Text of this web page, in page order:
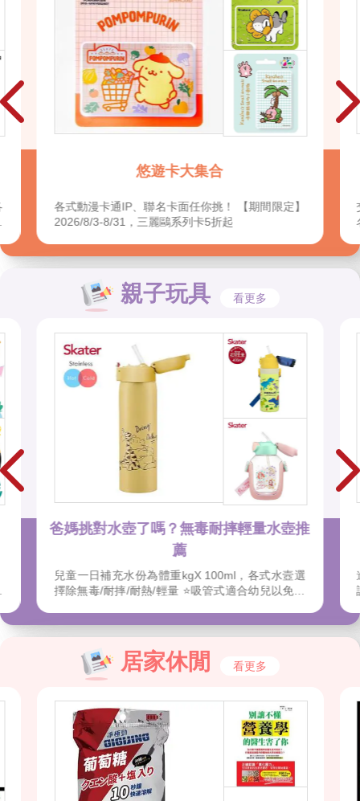
出遊必備★一卡通
交通搭車、外出付款都方便！各式動漫卡通IP、聯
名卡面任你挑
親子玩具 看更多
關於安全希望孩子一定要知道的事
進入學校學習後，孩子在外面時間愈來愈長，上
課、社團，爸爸媽媽的家庭教育在孩子獨立前相當
的認知。
居家休閒 看更多